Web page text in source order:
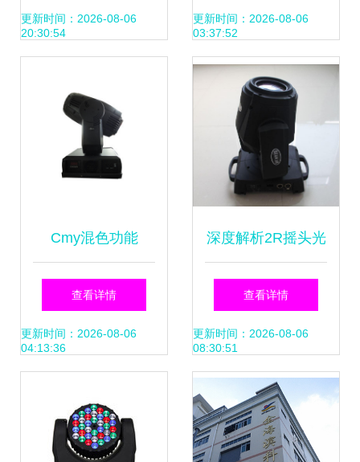
全解析
更新时间：2026-08-06
20:30:54
FY-MH400SP
1400W图案光束摇
头灯深度解析
更新时间：2026-08-06
03:37:52
Cmy混色功能
1200w摇头灯 婚庆
演出灯的专业之选
查看详情
更新时间：2026-08-06
04:13:36
深度解析2R摇头光
束灯光源 价格走
势、供应优势及厂
家批发指南
查看详情
更新时间：2026-08-06
08:30:51